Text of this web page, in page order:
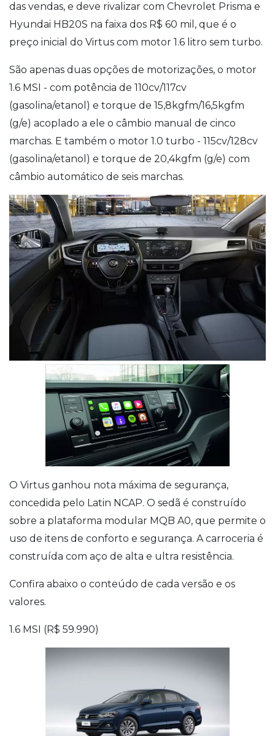
das vendas, e deve rivalizar com Chevrolet Prisma e
Hyundai HB20S na faixa dos R$ 60 mil, que é o
preço inicial do Virtus com motor 1.6 litro sem turbo.
São apenas duas opções de motorizações, o motor
1.6 MSI - com potência de 110cv/117cv
(gasolina/etanol) e torque de 15,8kgfm/16,5kgfm
(g/e) acoplado a ele o câmbio manual de cinco
marchas. E também o motor 1.0 turbo - 115cv/128cv
(gasolina/etanol) e torque de 20,4kgfm (g/e) com
câmbio automático de seis marchas.
O Virtus ganhou nota máxima de segurança,
concedida pelo Latin NCAP. O sedã é construído
sobre a plataforma modular MQB A0, que permite o
uso de itens de conforto e segurança. A carroceria é
construída com aço de alta e ultra resistência.
Confira abaixo o conteúdo de cada versão e os
valores.
1.6 MSI (R$ 59.990)